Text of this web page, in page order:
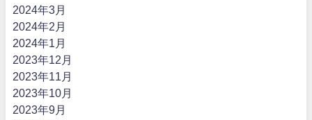
2024年3月
2024年2月
2024年1月
2023年12月
2023年11月
2023年10月
2023年9月